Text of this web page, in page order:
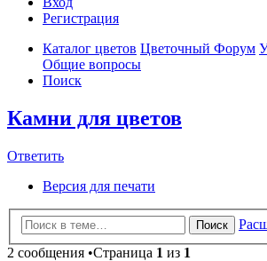
Регистрация
Каталог цветов Цветочный Форум
Общие вопросы
Поиск
Камни для цветов
Ответить
Версия для печати
Поиск
2 сообщения •Страница 1 из 1